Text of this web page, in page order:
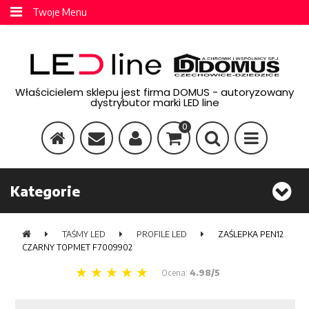
Twoje Menu
Właścicielem sklepu jest firma DOMUS - autoryzowany
dystrybutor marki LED line
0
Kategorie
TAŚMY LED PROFILE LED
ZAŚLEPKA PEN12
CZARNY TOPMET F7009902
Ocena: 4.98/5